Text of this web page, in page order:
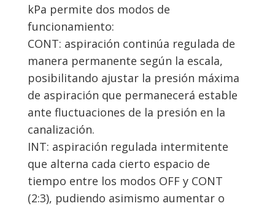
kPa permite dos modos de
funcionamiento:
CONT: aspiración continúa regulada de
manera permanente según la escala,
posibilitando ajustar la presión máxima
de aspiración que permanecerá estable
ante fluctuaciones de la presión en la
canalización.
INT: aspiración regulada intermitente
que alterna cada cierto espacio de
tiempo entre los modos OFF y CONT
(2:3), pudiendo asimismo aumentar o